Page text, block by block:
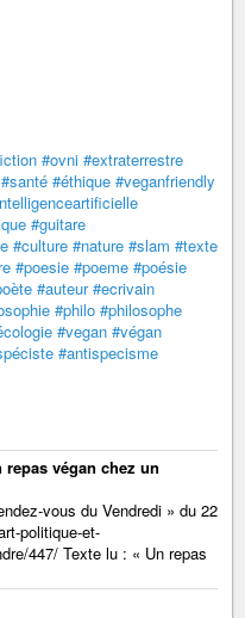
#ovni #extraterrestre
#santé #éthique #veganfriendly
#guitare
#culture #nature #slam #texte
#poesie #poeme #poésie
#auteur #ecrivain
#philo #philosophe
#vegan #végan
#antispecisme
végan chez un
vous du Vendredi » du 22
politique-et-
447/ Texte lu : « Un repas